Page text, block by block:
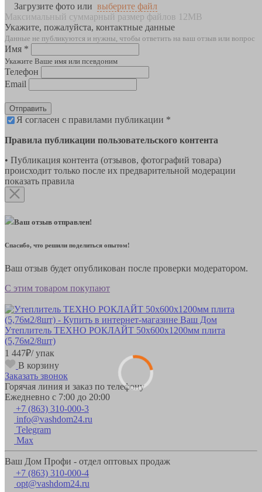
Загрузите фото или выберите файл
Максимальный суммарный размер файлов 12MB
Укажите, пожалуйста, контактные данные
Данные не публикуются и нужны, чтобы ответить на ваш отзыв или вопрос
Имя *
Укажите Ваше имя или псевдоним
Телефон
Email
Отправить
Я согласен с правилами публикации *
Правила публикации пользовательского контента
• Публикация контента (отзывов, фотографий товара)
происходит только после их предварительной модерации
показать правила
Ваш отзыв отправлен!
Спасибо, что решили поделиться опытом!
Ваш отзыв будет опубликован после проверки модератором.
С этим товаром покупают
Утеплитель ТЕХНО РОКЛАЙТ 50х600х1200мм плита
(5,76м2/8шт)
1 447₽/ упак
В корзину
Заказать звонок
Горячая линия и заказ по телефону
Ежедневно с 7:00 до 20:00
+7 (863) 310-000-3
info@vashdom24.ru
Telegram
Max
Ваш Дом Профи - отдел оптовых продаж
+7 (863) 310-000-4
opt@vashdom24.ru